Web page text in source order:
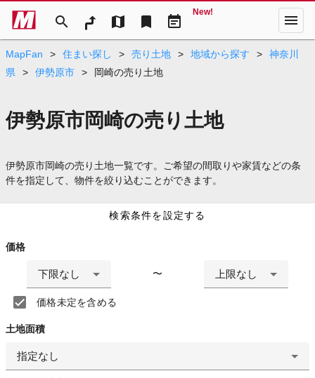
search map bookmark event_note
New! menu
MapFan > 住まい探し > 売り土地 > 地域から探す >
神奈川
県
> 伊勢原市 > 岡崎の売り土地
伊勢原市岡崎の売り土地
伊勢原市岡崎の売り土地一覧です。ご希望の間取りや家賃などの条
件を指定して、物件を絞り込むことができます。
検索条件を設定する
価格
下限なし 〜 上限なし
価格未定を含める
土地面積
指定なし